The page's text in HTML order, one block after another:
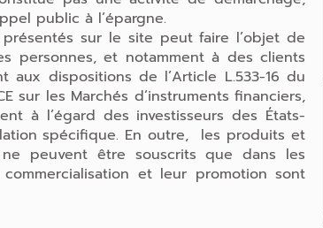
avecAlexandre Ferci, Directeur
les objectifs, horizons et profils des
public à l’épargne.
sur le site peut faire l’objet de
personnes, et notamment à des clients
aux dispositions de l’Article L.533-16 du
sur les Marchés d’instruments financiers,
à l’égard des investisseurs des États-
spécifique. En outre, les produits et
peuvent être souscrits que dans les
et leur promotion sont